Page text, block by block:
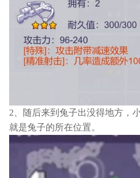
2、随后来到兔子出没得地方，
就是兔子的所在位置。